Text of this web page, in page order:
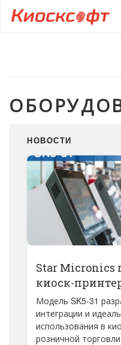
НОВОСТИ
Star Micronics
киоск-
Модель SK5-31
интеграции и
использования в
розничной